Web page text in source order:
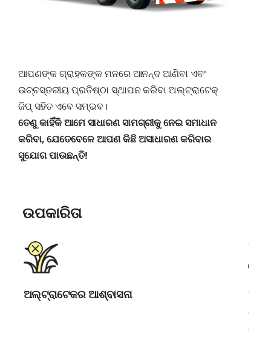
ଆପଣଙ୍କ ଗ୍ରାହକଙ୍କ ମନରେ ଆନନ୍ଦ ଆଣିବା ଏବଂ
ଉଚ୍ଚସ୍ତରୀୟ ପ୍ରତିଷ୍ଠା ସ୍ଥାପନ କରିବା ଅଲ୍‌ଟ୍ରାଟେକ୍
ଜିପ୍ ସହିତ ଏବେ ସମ୍ଭବ।
ତେଣୁ କାହିଁକି ଆମେ ସାଧାରଣ ସାମଗ୍ରୀକୁ ନେଇ ସମାଧାନ
କରିବା, ଯେତେବେଳେ ଆପଣ କିଛି ଅସାଧାରଣ କରିବାର
ସୁଯୋଗ ପାଉଛନ୍ତି!
ଉପକାରିତା
ଅଲ୍ଟ୍ରାଟେକର ଆଶ୍ବାସନା